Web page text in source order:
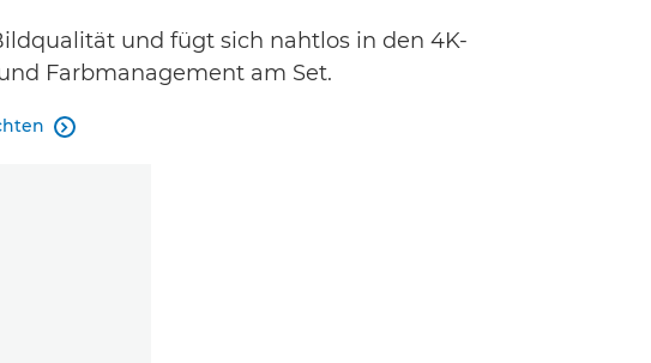
und fügt sich nahtlos in den 4K-
Farbmanagement am Set.
